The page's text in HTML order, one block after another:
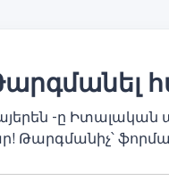
-ը Իտալական
Թարգմանիչ՝